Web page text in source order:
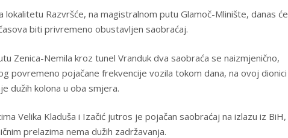
lokalitetu Razvršće, na magistralnom putu Glamoč-Mlinište, danas će
biti privremeno obustavljen saobraćaj.
Zenica-Nemila kroz tunel Vranduk dva saobraća se naizmjenično,
povremeno pojačane frekvencije vozila tokom dana, na ovoj dionici
dužih kolona u oba smjera.
Velika Kladuša i Izačić jutros je pojačan saobraćaj na izlazu iz BiH,
prelazima nema dužih zadržavanja.